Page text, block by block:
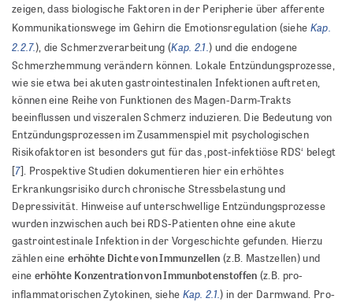
zeigen, dass biologische Faktoren in der Peripherie über afferente
Kommunikationswege im Gehirn die Emotionsregulation (siehe Kap.
2.2.7.), die Schmerzverarbeitung (Kap. 2.1. ) und die endogene
Schmerzhemmung verändern können. Lokale Entzündungsprozesse,
wie sie etwa bei akuten gastrointestinalen Infektionen auftreten,
können eine Reihe von Funktionen des Magen-Darm-Trakts
beeinflussen und viszeralen Schmerz induzieren. Die Bedeutung von
Entzündungsprozessen im Zusammenspiel mit psychologischen
Risikofaktoren ist besonders gut für das ‚post-infektiöse RDS‘ belegt
[7]. Prospektive Studien dokumentieren hier ein erhöhtes
Erkrankungsrisiko durch chronische Stressbelastung und
Depressivität. Hinweise auf unterschwellige Entzündungsprozesse
wurden inzwischen auch bei RDS-Patienten ohne eine akute
gastrointestinale Infektion in der Vorgeschichte gefunden. Hierzu
zählen eine erhöhte Dichte von Immunzellen (z.B. Mastzellen) und
eine erhöhte Konzentration von Immunbotenstoffen (z.B. pro-
inflammatorischen Zytokinen, siehe Kap. 2.1.) in der Darmwand. Pro-